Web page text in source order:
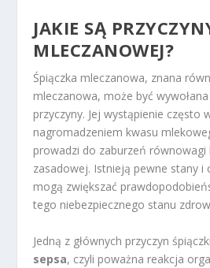
JAKIE SĄ
MLECZANOWEJ?
Śpiączka mleczanowa, znana
mleczanowa, może być
przyczyny. Jej wystąpienie często
nagromadzeniem kwasu
prowadzi do zaburzeń równowagi
zasadowej. Istnieją pewne stany i
mogą zwiększać
tego niebezpiecznego stanu
Jedną z głównych przyczyn
sepsa, czyli poważna reakcja